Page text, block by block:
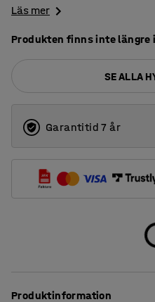
Läs mer
Produkten finns inte
SE ALLA
Garantitid 7 år
Produktinformation